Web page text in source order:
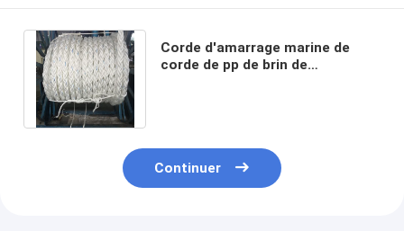
Corde d'amarrage marine de
corde de pp de brin de
Continuer